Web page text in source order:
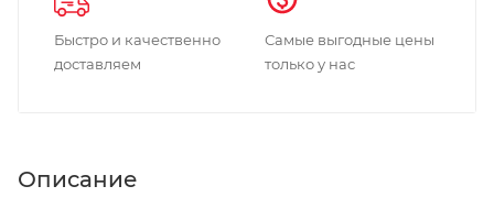
Быстро и качественно
доставляем
Самые выгодные цены
только у нас
Описание